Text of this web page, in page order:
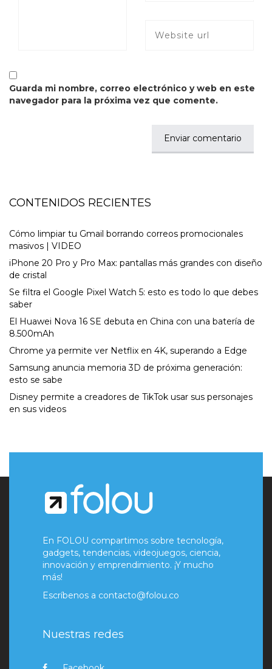
Guarda mi nombre, correo electrónico y web en este
navegador para la próxima vez que comente.
CONTENIDOS RECIENTES
Cómo limpiar tu Gmail borrando correos promocionales
masivos | VIDEO
iPhone 20 Pro y Pro Max: pantallas más grandes con diseño
de cristal
Se filtra el Google Pixel Watch 5: esto es todo lo que debes
saber
El Huawei Nova 16 SE debuta en China con una batería de
8.500mAh
Chrome ya permite ver Netflix en 4K, superando a Edge
Samsung anuncia memoria 3D de próxima generación:
esto se sabe
Disney permite a creadores de TikTok usar sus personajes
en sus videos
En FOLOU compartimos sobre tecnología,
gadgets, tendencias, videojuegos, ciencia,
innovación y emprendimiento. ¡Y mucho
más!
Escríbenos a contacto@folou.co
Nuestras redes